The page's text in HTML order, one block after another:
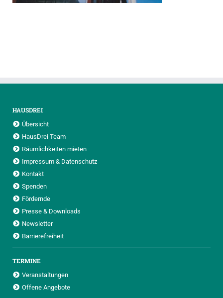
HAUSDREI
Übersicht
HausDrei Team
Räumlichkeiten mieten
Impressum & Datenschutz
Kontakt
Spenden
Fördernde
Presse & Downloads
Newsletter
Barrierefreiheit
TERMINE
Veranstaltungen
Offene Angebote